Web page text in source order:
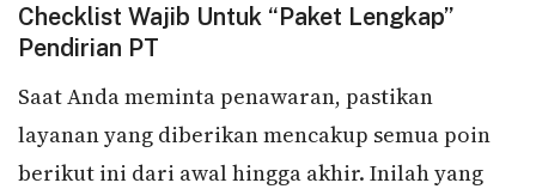
Checklist Wajib Untuk “Paket Lengkap”
Pendirian PT
Saat Anda meminta penawaran, pastikan
layanan yang diberikan mencakup semua poin
berikut ini dari awal hingga akhir. Inilah yang